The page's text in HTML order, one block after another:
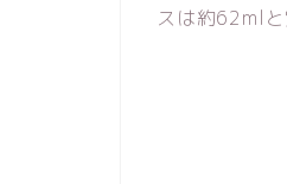
スは約62mlと